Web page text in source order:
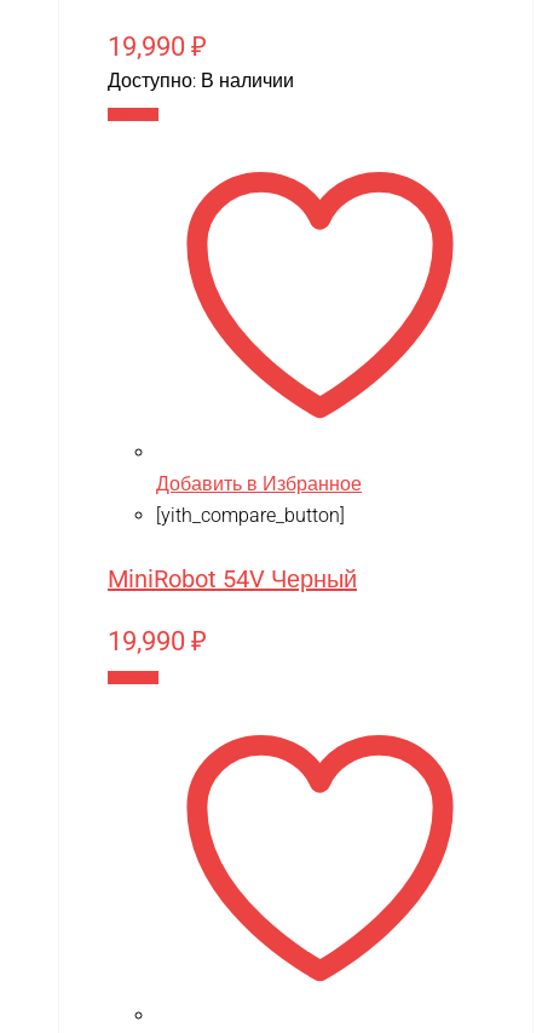
19,990 ₽
Доступно: В наличии
Добавить в Избранное
[yith_compare_button]
MiniRobot 54V Черный
19,990 ₽